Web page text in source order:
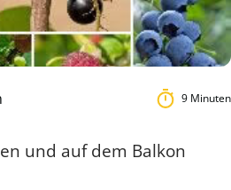
9 Minuten
und auf dem Balkon